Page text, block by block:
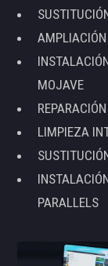
MOJAVE
LIMPIEZA
PARALLELS